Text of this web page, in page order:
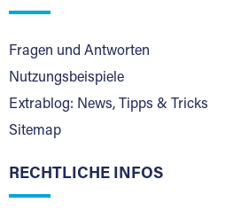
Fragen und Antworten
Nutzungsbeispiele
Extrablog: News, Tipps & Tricks
Sitemap
RECHTLICHE INFOS